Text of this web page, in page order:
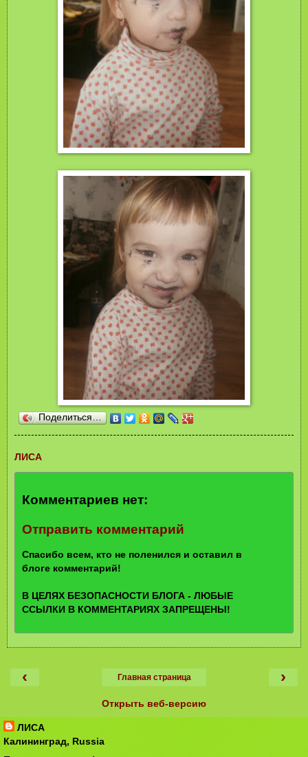
Поделиться…
ЛИСА
Комментариев нет:
Отправить комментарий
Спасибо всем, кто не поленился и оставил в
блоге комментарий!
В ЦЕЛЯХ БЕЗОПАСНОСТИ БЛОГА - ЛЮБЫЕ
ССЫЛКИ В КОММЕНТАРИЯХ ЗАПРЕЩЕНЫ!
‹ ›
Главная страница
Открыть веб-версию
ЛИСА
Калининград, Russia